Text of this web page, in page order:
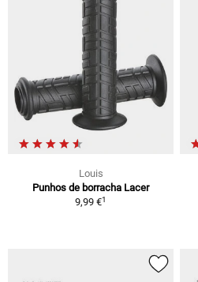
Louis
Punhos de borracha Lacer
9,99 €1